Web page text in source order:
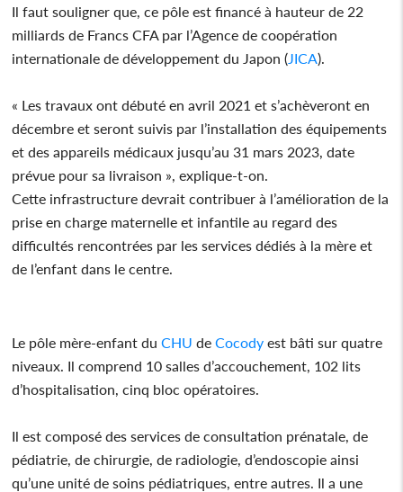
Il faut souligner que, ce pôle est financé à hauteur de 22
milliards de Francs CFA par l’Agence de coopération
internationale de développement du Japon (JICA).
« Les travaux ont débuté en avril 2021 et s’achèveront en
décembre et seront suivis par l’installation des équipements
et des appareils médicaux jusqu’au 31 mars 2023, date
prévue pour sa livraison », explique-t-on.
Cette infrastructure devrait contribuer à l’amélioration de la
prise en charge maternelle et infantile au regard des
difficultés rencontrées par les services dédiés à la mère et
de l’enfant dans le centre.
Le pôle mère-enfant duCHU deCocody est bâti sur quatre
niveaux. Il comprend 10 salles d’accouchement, 102 lits
d’hospitalisation, cinq bloc opératoires.
Il est composé des services de consultation prénatale, de
pédiatrie, de chirurgie, de radiologie, d’endoscopie ainsi
qu’une unité de soins pédiatriques, entre autres. Il a une